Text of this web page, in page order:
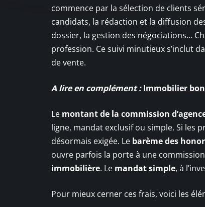
commence par la sélection de clients
candidats, la rédaction et la diffusion
dossier, la gestion des négociations…
profession. Ce suivi minutieux s’inclut
de vente.
A lire en complément : Immobilier
Le montant de la commission
ligne, mandat exclusif ou simple. Si les
désormais exigée. Le barème des
ouvre parfois la porte à une
immobilière. Le mandat simple, à
Pour mieux cerner ces frais, voici les